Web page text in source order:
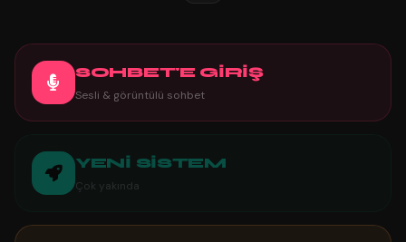
SOHBET'E GİRİŞ
Sesli & görüntülü sohbet
YENİ SİSTEM
Çok yakında